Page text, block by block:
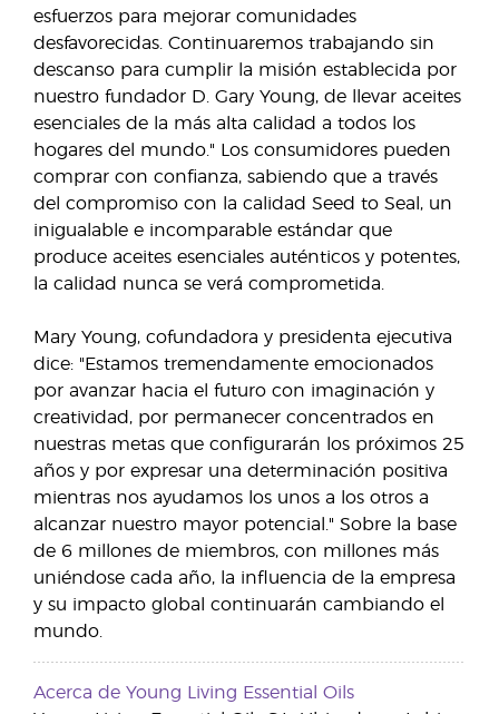
esfuerzos para mejorar comunidades
desfavorecidas. Continuaremos trabajando sin
descanso para cumplir la misión establecida por
nuestro fundador D. Gary Young, de llevar aceites
esenciales de la más alta calidad a todos los
hogares del mundo." Los consumidores pueden
comprar con confianza, sabiendo que a través
del compromiso con la calidad Seed to Seal, un
inigualable e incomparable estándar que
produce aceites esenciales auténticos y potentes,
la calidad nunca se verá comprometida.
Mary Young, cofundadora y presidenta ejecutiva
dice: "Estamos tremendamente emocionados
por avanzar hacia el futuro con imaginación y
creatividad, por permanecer concentrados en
nuestras metas que configurarán los próximos 25
años y por expresar una determinación positiva
mientras nos ayudamos los unos a los otros a
alcanzar nuestro mayor potencial." Sobre la base
de 6 millones de miembros, con millones más
uniéndose cada año, la influencia de la empresa
y su impacto global continuarán cambiando el
mundo.
Acerca de Young Living Essential Oils